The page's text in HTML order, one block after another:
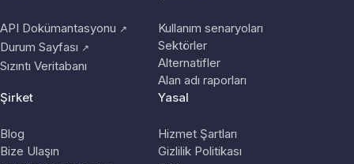
API Dokümantasyonu ↗
Durum Sayfası ↗
Sızıntı Veritabanı
Kullanım senaryoları
Sektörler
Alternatifler
Alan adı raporları
Şirket
Blog
Bize Ulaşın
Yasal
Hizmet Şartları
Gizlilik Politikası